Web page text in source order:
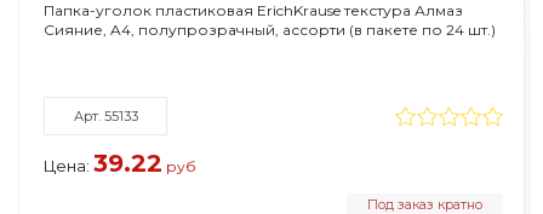
Папка-уголок пластиковая ErichKrause текстура Алмаз
Сияние, A4, полупрозрачный, ассорти (в пакете по 24 шт.)
Арт. 55133
Цена: 39.22 руб
Под заказ кратно